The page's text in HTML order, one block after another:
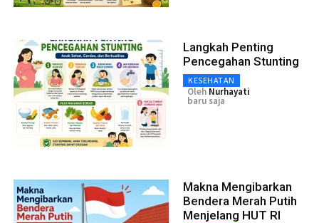
Langkah Penting
Pencegahan Stunting
KESEHATAN
Oleh Nurhayati
baru saja
Makna Mengibarkan
Bendera Merah Putih
Menjelang HUT RI